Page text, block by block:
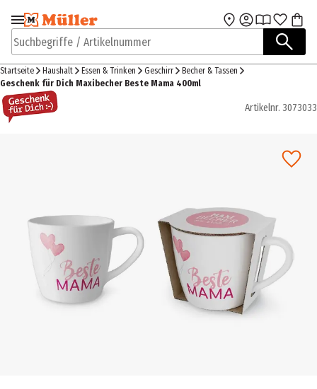
Zur Navigation
springen
Zum Hauptinhalt
Suchbegriffe / Artikelnummer
Startseite Haushalt Essen & Trinken Geschirr
Becher & Tassen
Geschenk für Dich Maxibecher Beste Mama 400ml
Artikelnr. 3073033